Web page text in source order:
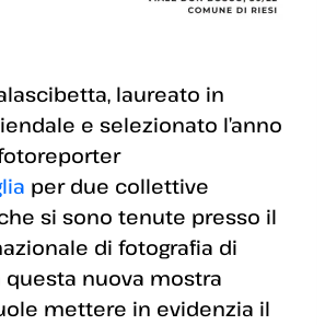
laureato in
e selezionato l’anno
per due collettive
si sono tenute presso il
di fotografia di
questa nuova mostra
mettere in evidenzia il